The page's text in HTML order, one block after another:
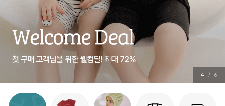
5 / 6